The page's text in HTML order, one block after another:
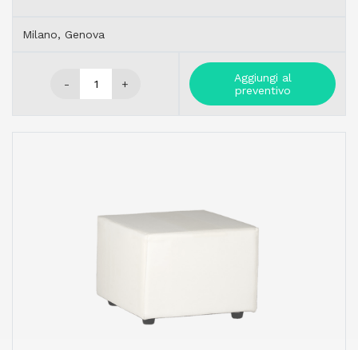
Milano, Genova
- +
Aggiungi al
preventivo